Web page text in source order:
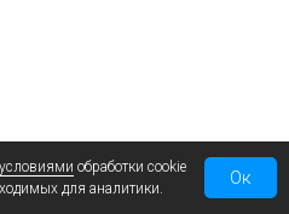
условиями обработки cookie
для аналитики.
Ок